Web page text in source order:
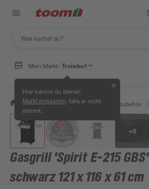
Mein Markt: Troisdorf
Hier kannst du deinen
Markt anpassen , falls er nicht
stimmt.
✕
/ Garten & Freizeit / Grills & Grillzubehör /
+6
Gasgrill 'Spirit E-215 GBS'
schwarz 121 x 116 x 61 cm